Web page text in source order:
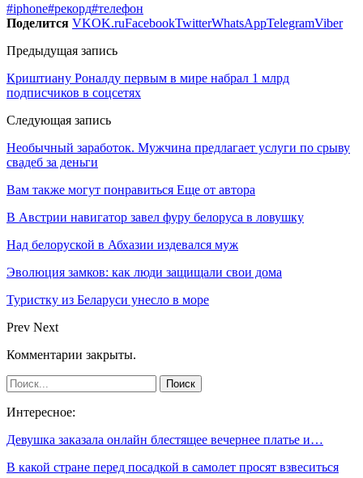
#iphone#рекорд#телефон
Поделится VKOK.ruFacebookTwitterWhatsAppTelegramViber
Предыдущая запись
Криштиану Роналду первым в мире набрал 1 млрд
подписчиков в соцсетях
Следующая запись
Необычный заработок. Мужчина предлагает услуги по срыву
свадеб за деньги
Вам также могут понравиться Еще от автора
В Австрии навигатор завел фуру белоруса в ловушку
Над белоруской в Абхазии издевался муж
Эволюция замков: как люди защищали свои дома
Туристку из Беларуси унесло в море
Prev Next
Комментарии закрыты.
Интересное:
Девушка заказала онлайн блестящее вечернее платье и…
В какой стране перед посадкой в самолет просят взвеситься